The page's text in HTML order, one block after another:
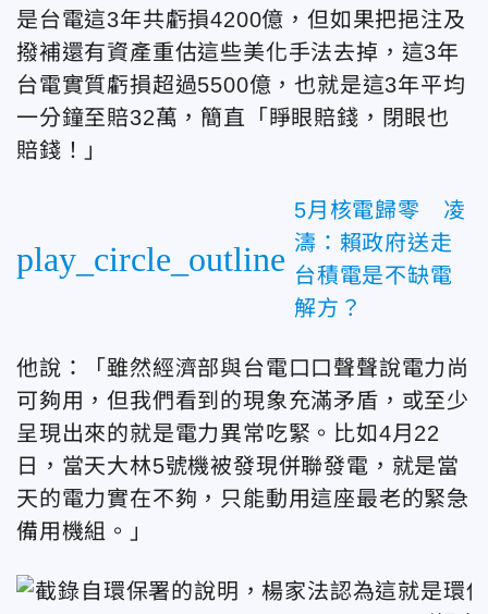
是台電這3年共虧損4200億，但如果把挹注及
撥補還有資產重估這些美化手法去掉，這3年
台電實質虧損超過5500億，也就是這3年平均
一分鐘至賠32萬，簡直「睜眼賠錢，閉眼也
賠錢！」
play_circle_outline
5月核電歸零 凌
濤：賴政府送走
台積電是不缺電
解方？
他說：「雖然經濟部與台電口口聲聲說電力尚
可夠用，但我們看到的現象充滿矛盾，或至少
呈現出來的就是電力異常吃緊。比如4月22
日，當天大林5號機被發現併聯發電，就是當
天的電力實在不夠，只能動用這座最老的緊急
備用機組。」